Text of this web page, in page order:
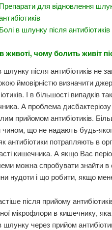
Препарати для відновлення
Болі в шлунку після антибіотиків
животі, чому болить живіт
шлунку після антибіотиків
ймовірністю визначити
І в більшості випадків
А проблема
прийомом антибіотиків.
чином, що не надають будь-
антибіотики потрапляють в
кишечника. А якщо Вас
можна спробувати знайти в
нудоти і що робити, якщо
після прийому
мікрофлори в кишечнику,
шлунку через прийом